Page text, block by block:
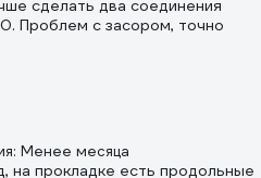
сделать два соединения
Проблем с засором, точно
Менее месяца
на прокладке есть продольные